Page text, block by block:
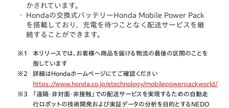
かされています。
・
Hondaの交換式バッテリーHonda Mobile Power Pack
を搭載しており、充電を待つことなく配送サービスを継
続することができます。
※1
本リリースでは、お客様へ商品を届ける物流の最後の区間のことを
指しています
※2
詳細はHondaホームページにてご確認ください
https://www.honda.co.jp/etechnology/mobilepowerpackworld/
※3
「遠隔・非対面・非接触」での配送サービスを実現するための自動走
行ロボットの技術開発および実証データの分析を目的とするNEDO